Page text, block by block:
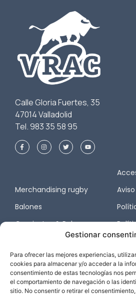
Gestionar
Para ofrecer las mejores experiencias,
cookies para almacenar y/o acceder a la
consentimiento de estas tecnologías nos
el comportamiento de navegación o las
sitio. No consentir o retirar el
Calle Gloria Fuertes, 35
47014 Valladolid
Tel. 983 35 58 95
Merchandising rugby
Balones
Camisetas & Polos
Mochilas & Bolsas de viaje
Anoraks & Chubasqueros